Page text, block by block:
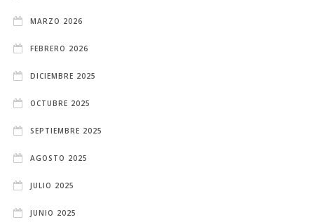
MARZO 2026
FEBRERO 2026
DICIEMBRE 2025
OCTUBRE 2025
SEPTIEMBRE 2025
AGOSTO 2025
JULIO 2025
JUNIO 2025